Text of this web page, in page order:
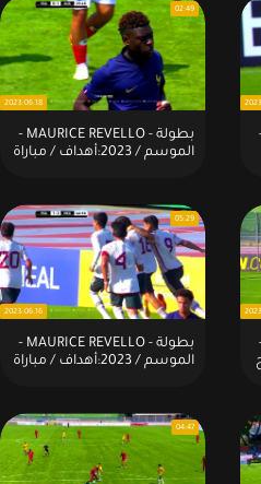
بطولة - MAURICE REVELLO -
الموسم / 2023:أهداف / مباراة
02:49
2023.06.18
بطولة - MAURICE REVELLO -
الموسم / 2023:أهداف / مباراة
05:29
2023.06.16
04:47